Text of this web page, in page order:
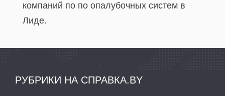
компаний по по опалубочных систем в
Лиде.
РУБРИКИ НА СПРАВКА.BY